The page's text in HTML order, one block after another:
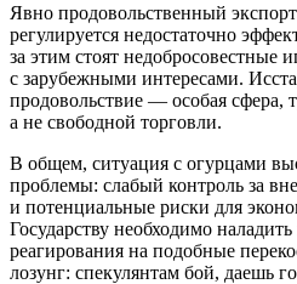
Явно продовольственный
регулируется недостаточно
за этим стоят недобросовестные
с зарубежными интересами.
продовольствие — особая сфера,
а не свободной торговли.
В общем, ситуация с огурцами
проблемы: слабый контроль за
и потенциальные риски для
Государству необходимо
реагирования на подобные
лозунг: спекулянтам бой, даешь